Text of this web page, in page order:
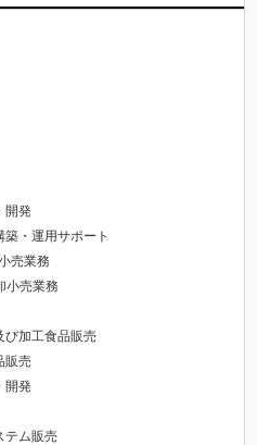
開発
築・運用サポート
売業務
小売業務
び加工食品販売
販売
開発
テム販売